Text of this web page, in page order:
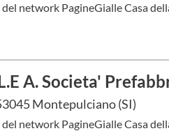
network PagineGialle Casa
A. Societa'
Montepulciano (SI)
network PagineGialle Casa